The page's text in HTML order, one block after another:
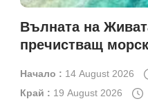
Вълната на
пречистващ
Начало : 14 August 2026
Край : 19 August 2026